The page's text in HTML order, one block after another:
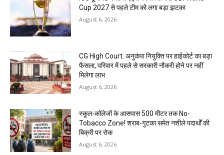
Cup 2027 से पहले टीम को लगा बड़ा झटका
August 6, 2026
CG High Court: अनुकंपा नियुक्ति पर हाईकोर्ट का बड़ा
फैसला, परिवार में पहले से सरकारी नौकरी होने पर नहीं
मिलेगा लाभ
August 6, 2026
स्कूल-कॉलेजों के आसपास 500 मीटर तक No-
Tobacco Zone! शराब-गुटका समेत नशीले पदार्थों की
बिक्री पर रोक
August 6, 2026